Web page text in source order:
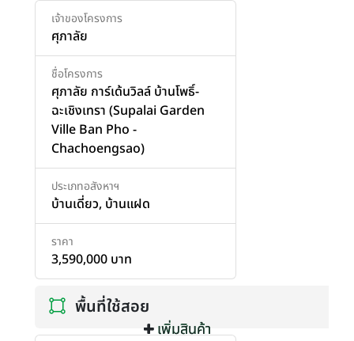
เพิ่มสินค้า
เพิ่มสินค้า
เจ้าของโครงการ
ศุภาลัย
ชื่อโครงการ
ศุภาลัย การ์เด้นวิลล์ บ้านโพธิ์-
ฉะเชิงเทรา (Supalai Garden
Ville Ban Pho -
Chachoengsao)
ประเภทอสังหาฯ
บ้านเดี่ยว, บ้านแฝด
ราคา
3,590,000 บาท
พื้นที่ใช้สอย